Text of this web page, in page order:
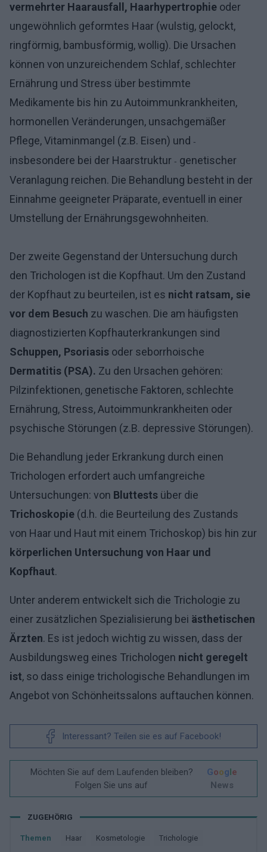
vermehrter Haarausfall, Haarhypertrophie oder
ungewöhnlich geformtes Haar (wulstig, gelockt,
ringförmig, bambusförmig, wollig). Die Ursachen
können von unzureichendem Schlaf, schlechter
Ernährung und Stress über bestimmte
Medikamente bis hin zu Autoimmunkrankheiten,
hormonellen Veränderungen, unsachgemäßer
Pflege, Vitaminmangel (z.B. Eisen) und -
insbesondere bei der Haarstruktur - genetischer
Veranlagung reichen. Die Behandlung besteht in der
Einnahme geeigneter Präparate, eventuell in einer
Umstellung der Ernährungsgewohnheiten.
Der zweite Gegenstand der Untersuchung durch
den Trichologen ist die Kopfhaut. Um den Zustand
der Kopfhaut zu beurteilen, ist es nicht ratsam, sie
vor dem Besuch zu waschen. Die am häufigsten
diagnostizierten Kopfhauterkrankungen sind
Schuppen, Psoriasis oder seborrhoische
Dermatitis (PSA). Zu den Ursachen gehören:
Pilzinfektionen, genetische Faktoren, schlechte
Ernährung, Stress, Autoimmunkrankheiten oder
psychische Störungen (z.B. depressive Störungen).
Die Behandlung jeder Erkrankung durch einen
Trichologen erfordert auch umfangreiche
Untersuchungen: von Bluttests über die
Trichoskopie (d.h. die Beurteilung des Zustands
von Haar und Haut mit einem Trichoskop) bis hin zur
körperlichen Untersuchung von Haar und
Kopfhaut.
Unter anderem entwickelt sich die Trichologie zu
einer zusätzlichen Spezialisierung bei ästhetischen
Ärzten. Es ist jedoch wichtig zu wissen, dass der
Ausbildungsweg eines Trichologen nicht geregelt
ist, so dass einige trichologische Behandlungen im
Angebot von Schönheitssalons auftauchen können.
Interessant? Teilen sie es auf Facebook!
Möchten Sie auf dem Laufenden bleiben?
Folgen Sie uns auf
Google
News
ZUGEHÖRIG
Themen Haar Kosmetologie Trichologie